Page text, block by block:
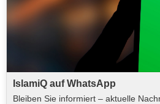
IslamiQ auf WhatsApp
Bleiben Sie informiert – aktuelle